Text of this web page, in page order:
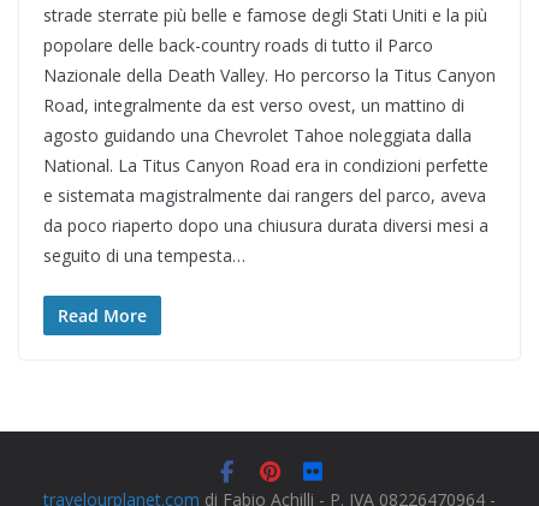
strade sterrate più belle e famose degli Stati Uniti e la più
popolare delle back-country roads di tutto il Parco
Nazionale della Death Valley. Ho percorso la Titus Canyon
Road, integralmente da est verso ovest, un mattino di
agosto guidando una Chevrolet Tahoe noleggiata dalla
National. La Titus Canyon Road era in condizioni perfette
e sistemata magistralmente dai rangers del parco, aveva
da poco riaperto dopo una chiusura durata diversi mesi a
seguito di una tempesta…
Read More
travelourplanet.com di Fabio Achilli - P. IVA 08226470964 -